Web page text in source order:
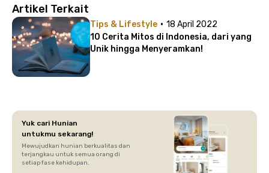
Artikel Terkait
Tips & Lifestyle · 18 April 2022
10 Cerita Mitos di Indonesia, dari yang
Unik hingga Menyeramkan!
Yuk cari Hunian
untukmu sekarang!
Mewujudkan hunian berkualitas dan
terjangkau untuk semua orang di
setiap fase kehidupan.